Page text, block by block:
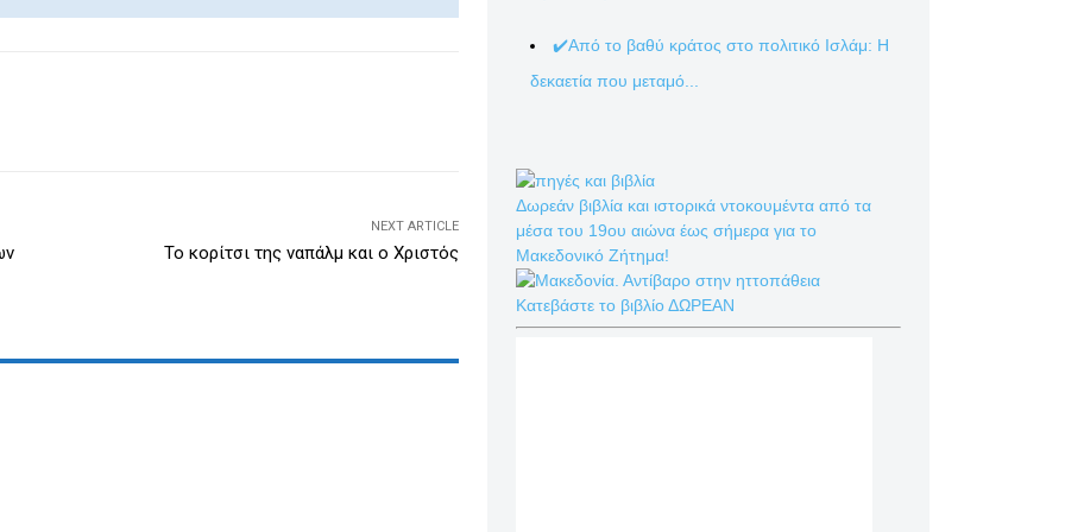
k
NEXT ARTICLE
Το κορίτσι της ναπάλμ και ο Χριστός
✔️Από το βαθύ κράτος στο πολιτικό Ισλάμ: Η
δεκαετία που μεταμό...
Δωρεάν βιβλία και ιστορικά ντοκουμέντα από τα
μέσα του 19ου αιώνα έως σήμερα για το
Μακεδονικό Ζήτημα!
Κατεβάστε το βιβλίο ΔΩΡΕΑΝ